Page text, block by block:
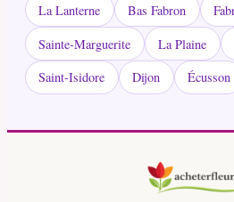
La Lanterne Bas Fabron
Sainte-Marguerite
La Plaine
Saint-Isidore
Dijon Écusson